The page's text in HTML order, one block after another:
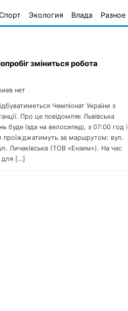
Экология Влада Разное
зміниться робота
нет
Чемпіонат України з
Про це повідомляє Львівська
буде їзда на велосипеді, з 07:00 год і
проїжджатимуть за маршрутом: вул.
Личаківська (ТОВ «Ензим»). На час
для […]